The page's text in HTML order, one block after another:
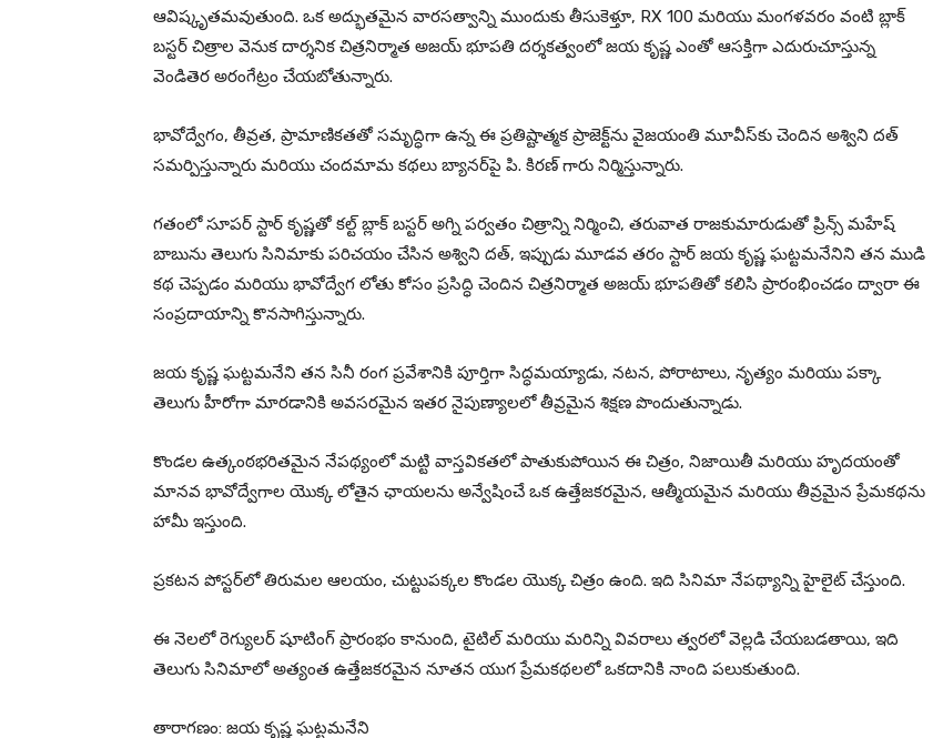
ఆవిష్కృతమవుతుంది. ఒక అద్భుతమైన వారసత్వాన్ని ముందుకు తీసుకెళ్తూ, RX 100 మరియు మంగళవరం వంటి బ్లాక్
బస్టర్ చిత్రాల వెనుక దార్శనిక చిత్రనిర్మాత అజయ్ భూపతి దర్శకత్వంలో జయ కృష్ణ ఎంతో ఆసక్తిగా ఎదురుచూస్తున్న
వెండితెర అరంగేట్రం చేయబోతున్నారు.
భావోద్వేగం, తీవ్రత, ప్రామాణికతతో సమృద్ధిగా ఉన్న ఈ ప్రతిష్టాత్మక ప్రాజెక్ట్‌ను వైజయంతి మూవీస్‌కు చెందిన అశ్విని దత్
సమర్పిస్తున్నారు మరియు చందమామ కథలు బ్యానర్‌పై పి. కిరణ్ గారు నిర్మిస్తున్నారు.
గతంలో సూపర్ స్టార్ కృష్ణతో కల్ట్ బ్లాక్ బస్టర్ అగ్ని పర్వతం చిత్రాన్ని నిర్మించి, తరువాత రాజకుమారుడుతో ప్రిన్స్ మహేష్
బాబును తెలుగు సినిమాకు పరిచయం చేసిన అశ్విని దత్, ఇప్పుడు మూడవ తరం స్టార్ జయ కృష్ణ ఘట్టమనేనిని తన ముడి
కథ చెప్పడం మరియు భావోద్వేగ లోతు కోసం ప్రసిద్ధి చెందిన చిత్రనిర్మాత అజయ్ భూపతితో కలిసి ప్రారంభించడం ద్వారా ఈ
సంప్రదాయాన్ని కొనసాగిస్తున్నారు.
జయ కృష్ణ ఘట్టమనేని తన సినీ రంగ ప్రవేశానికి పూర్తిగా సిద్ధమయ్యాడు, నటన, పోరాటాలు, నృత్యం మరియు పక్కా
తెలుగు హీరోగా మారడానికి అవసరమైన ఇతర నైపుణ్యాలలో తీవ్రమైన శిక్షణ పొందుతున్నాడు.
కొండల ఉత్కంఠభరితమైన నేపథ్యంలో మట్టి వాస్తవికతలో పాతుకుపోయిన ఈ చిత్రం, నిజాయితీ మరియు హృదయంతో
మానవ భావోద్వేగాల యొక్క లోతైన ఛాయలను అన్వేషించే ఒక ఉత్తేజకరమైన, ఆత్మీయమైన మరియు తీవ్రమైన ప్రేమకథను
హామీ ఇస్తుంది.
ప్రకటన పోస్టర్‌లో తిరుమల ఆలయం, చుట్టుపక్కల కొండల యొక్క చిత్రం ఉంది. ఇది సినిమా నేపథ్యాన్ని హైలైట్ చేస్తుంది.
ఈ నెలలో రెగ్యులర్ షూటింగ్ ప్రారంభం కానుంది, టైటిల్ మరియు మరిన్ని వివరాలు త్వరలో వెల్లడి చేయబడతాయి, ఇది
తెలుగు సినిమాలో అత్యంత ఉత్తేజకరమైన నూతన యుగ ప్రేమకథలలో ఒకదానికి నాంది పలుకుతుంది.
తారాగణం: జయ కృష్ణ ఘట్టమనేని